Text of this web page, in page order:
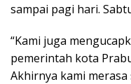
sampai pagi hari.
“Kami juga
pemerintah kota
Akhirnya kami